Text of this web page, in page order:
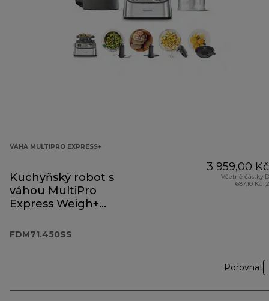
VÁHA MULTIPRO EXPRESS+
Kuchyňský robot s
váhou MultiPro
Express Weigh+
FDM71.450SS
3 959,00 Kč
Včetně částky
687,10 Kč
Porovnat